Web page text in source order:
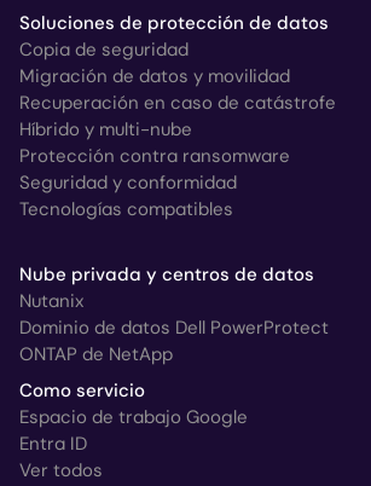
Soluciones de protección de datos
Copia de seguridad
Migración de datos y movilidad
Recuperación en caso de catástrofe
Híbrido y multi-nube
Protección contra ransomware
Seguridad y conformidad
Tecnologías compatibles
Nube privada y centros de datos
Nutanix
Dominio de datos Dell PowerProtect
ONTAP de NetApp
Como servicio
Espacio de trabajo Google
Entra ID
Ver todos